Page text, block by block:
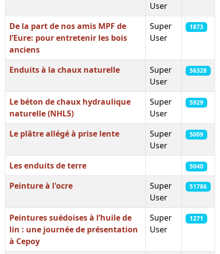
User
De la part de nos amis MPF de
l’Eure: pour entretenir les bois
anciens
Super
User
1873
Enduits à la chaux naturelle
Super
User
56328
Le béton de chaux hydraulique
naturelle (NHL5)
Super
User
5929
Le plâtre allégé à prise lente
Super
User
5009
Les enduits de terre 5040
Peinture à l'ocre
Super
User
51786
Peintures suédoises à l’huile de
lin : une journée de présentation
à Cepoy
Super
User
1271